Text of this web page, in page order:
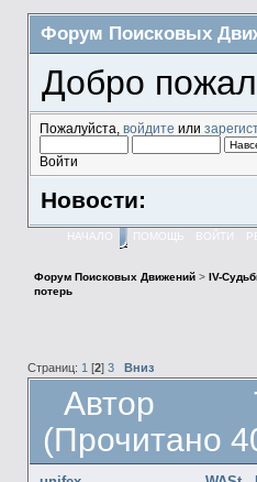
Форум Поисковых
Добро
Пожалуйста, войдите или
Войти
Новости:
НАЧАЛО ПОМОЩЬ ВОЙТИ
Форум Поисковых Движений> IV-
потерь
Страниц: 1 [2] 3 Вниз
Автор
(Прочитано